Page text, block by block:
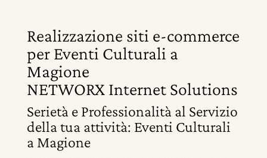
Realizzazione siti e-commerce
per Eventi Culturali a
Magione
NETWORX Internet Solutions
Serietà e Professionalità al Servizio
della tua attività: Eventi Culturali
a Magione